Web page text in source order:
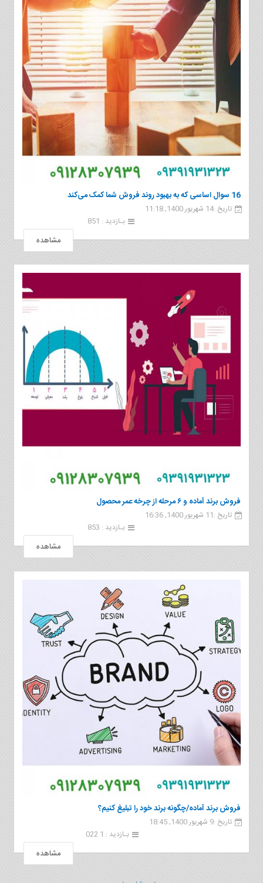
16 سوال اساسی که به بهبود روند فروش شما کمک می‌کند
تاریخ :14 شهریور 1400, 11:18
بـازدید : 851
مشاهده
فروش برند آماده و ۶ مرحله از چرخه عمر محصول
تاریخ :11 شهریور 1400, 16:36
بـازدید : 853
مشاهده
فروش برند آماده/چگونه برند خود را تبلیغ کنیم؟
تاریخ :9 شهریور 1400, 18:45
بـازدید : 1 022
مشاهده